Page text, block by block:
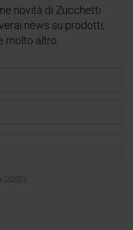
novità di Zucchetti
news su prodotti,
molto altro.
policy